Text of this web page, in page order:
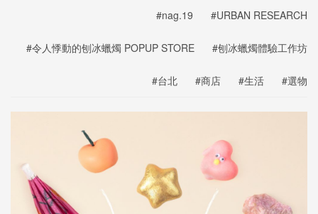
#nag.19 #URBAN RESEARCH
#令人悸動的刨冰蠟燭 POPUP STORE #刨冰蠟燭體驗工作坊
#台北 #商店 #生活 #選物